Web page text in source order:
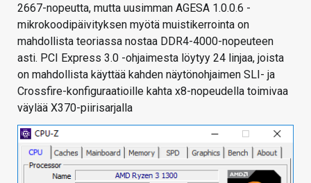
2667-nopeutta, mutta uusimman AGESA 1.0.0.6 -
mikrokoodipäivityksen myötä muistikerrointa on
mahdollista teoriassa nostaa DDR4-4000-nopeuteen
asti. PCI Express 3.0 -ohjaimesta löytyy 24 linjaa, joista
on mahdollista käyttää kahden näytönohjaimen SLI- ja
Crossfire-konfiguraatioille kahta x8-nopeudella toimivaa
väylää X370-piirisarjalla